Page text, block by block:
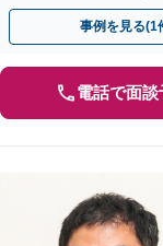
し、遺産相続をトータ
事例を見る(1
電話で面談